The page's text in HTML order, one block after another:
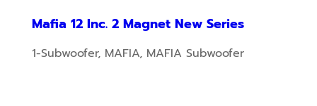
Mafia 12 Inc. 2 Magnet New Series
1-Subwoofer, MAFIA, MAFIA Subwoofer